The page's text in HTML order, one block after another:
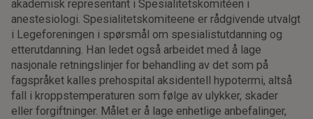
akademisk representant i Spesialitetskomitéen i
anestesiologi. Spesialitetskomiteene er rådgivende utvalgt
i Legeforeningen i spørsmål om spesialistutdanning og
etterutdanning. Han ledet også arbeidet med å lage
nasjonale retningslinjer for behandling av det som på
fagspråket kalles prehospital aksidentell hypotermi, altså
fall i kroppstemperaturen som følge av ulykker, skader
eller forgiftninger. Målet er å lage enhetlige anbefalinger,